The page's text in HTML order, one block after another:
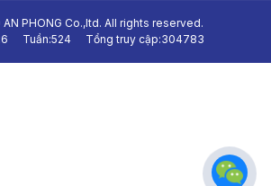
AN PHONG Co.,ltd. All rights reserved.
6 Tuần:524 Tổng truy cập:304783